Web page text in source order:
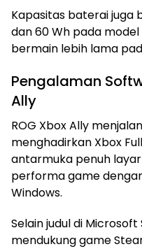
Kapasitas baterai juga
dan 60 Wh pada
bermain lebih lama
Pengalaman
Ally
ROG Xbox Ally
menghadirkan Xbox
antarmuka penuh
performa game
Windows.
Selain judul di
mendukung game